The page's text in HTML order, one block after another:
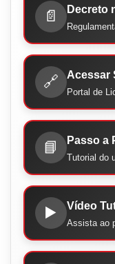
📄 Decreto
🔗 Acessar
Portal de
📘 Passo a
Tutorial do
▶️ Vídeo
Assista ao